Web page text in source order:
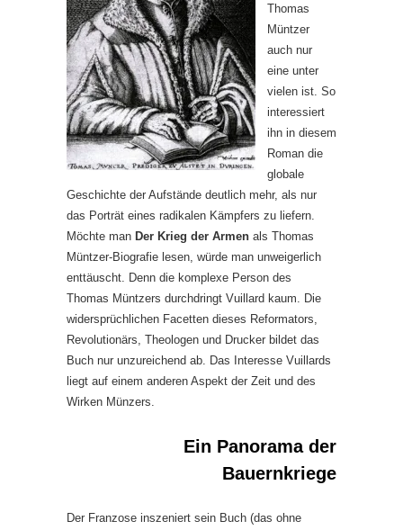
Thomas
Müntzer
auch nur
eine unter
vielen ist. So
interessiert
ihn in diesem
Roman die
globale
Geschichte der Aufstände deutlich mehr, als nur
das Porträt eines radikalen Kämpfers zu liefern.
Möchte man Der Krieg der Armen als Thomas
Müntzer-Biografie lesen, würde man unweigerlich
enttäuscht. Denn die komplexe Person des
Thomas Müntzers durchdringt Vuillard kaum. Die
widersprüchlichen Facetten dieses Reformators,
Revolutionärs, Theologen und Drucker bildet das
Buch nur unzureichend ab. Das Interesse Vuillards
liegt auf einem anderen Aspekt der Zeit und des
Wirken Münzers.
Ein Panorama der
Bauernkriege
Der Franzose inszeniert sein Buch (das ohne